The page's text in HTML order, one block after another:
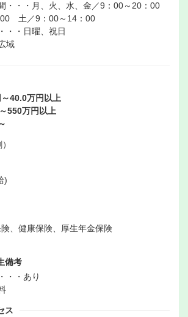
・・・月、火、水、金／9：00～20：00
土／9：00～14：00
・・日曜、祝日
域
～40.0万円以上
550万円以上
)
、健康保険、厚生年金保険
備考
・・あり
ス